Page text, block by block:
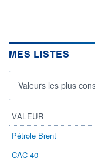
Private Debt
FONDS
TARIFS
MES LISTES
Valeurs les plus
VALEUR
Pétrole Brent
CAC 40